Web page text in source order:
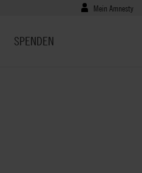
Benutzermenü
Mein Amnesty
SPENDEN